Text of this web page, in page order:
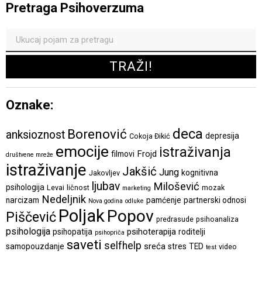
Pretraga Psihoverzuma
Oznake:
anksioznost Borenović Cokoja Đikić deca depresija
društvene mreže emocije filmovi Frojd istraživanja
istraživanje Jakovljev Jakšić Jung kognitivna
psihologija Levai ličnost ljubav marketing Milošević mozak
narcizam Nedeljnik Nova godina odluke pamćenje partnerski odnosi
Piščević PoljakPopov predrasude psihoanaliza
psihologija psihopatija psihopriča psihoterapija roditelji
samopouzdanje saveti selfhelp sreća stres TED test video